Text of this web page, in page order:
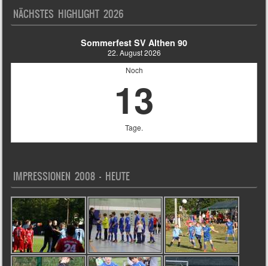
NÄCHSTES HIGHLIGHT 2026
Sommerfest SV Althen 90
22. August 2026
Noch
13
Tage.
IMPRESSIONEN 2008 – HEUTE